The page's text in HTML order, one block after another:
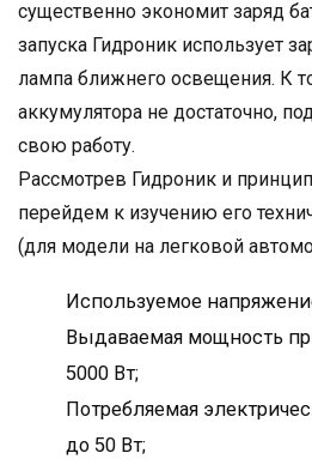
существенно экономит заряд
запуска Гидроник использует
лампа ближнего освещения. К
аккумулятора не достаточно,
свою работу.
Рассмотрев Гидроник и
перейдем к изучению его
(для модели на легковой
Используемое
Выдаваемая мощность
5000 Вт;
Потребляемая
до 50 Вт;